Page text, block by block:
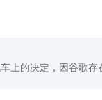
上的决定，因谷歌存